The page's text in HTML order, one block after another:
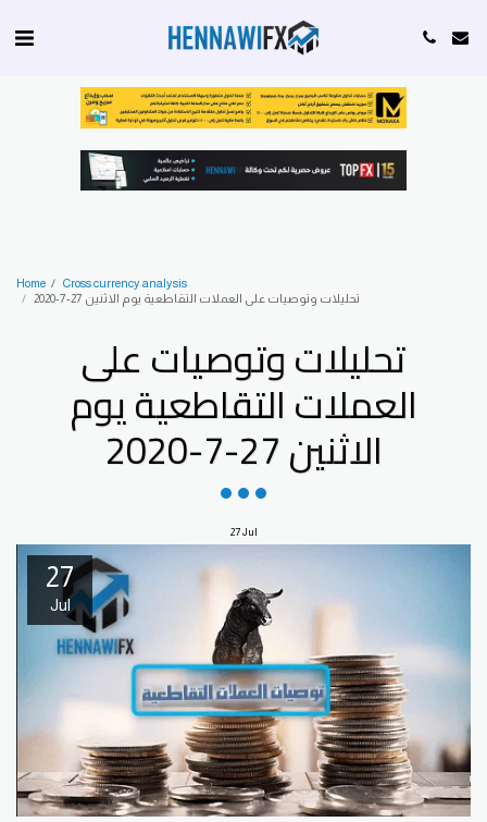
Home
Cross currency analysis
تحليلات وتوصيات على العملات التقاطعية يوم الاثنين 27-7-2020
تحليلات وتوصيات على
العملات التقاطعية يوم
الاثنين 27-7-2020
27Jul
27
Jul